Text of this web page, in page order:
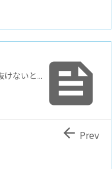

ないと...
 Prev